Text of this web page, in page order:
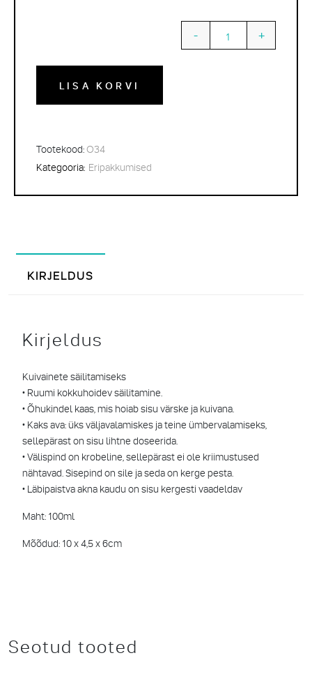
Quantity
- +
LISA KORVI
Tootekood:O34
Kategooria: Eripakkumised
KIRJELDUS
Kirjeldus
Kuivainete säilitamiseks
• Ruumi kokkuhoidev säilitamine.
• Õhukindel kaas, mis hoiab sisu värske ja kuivana.
• Kaks ava: üks väljavalamiskes ja teine ümbervalamiseks,
sellepärast on sisu lihtne doseerida.
• Välispind on krobeline, sellepärast ei ole kriimustused
nähtavad. Sisepind on sile ja seda on kerge pesta.
• Läbipaistva akna kaudu on sisu kergesti vaadeldav
Maht: 100ml
Mõõdud: 10 x 4,5 x 6cm
Seotud tooted